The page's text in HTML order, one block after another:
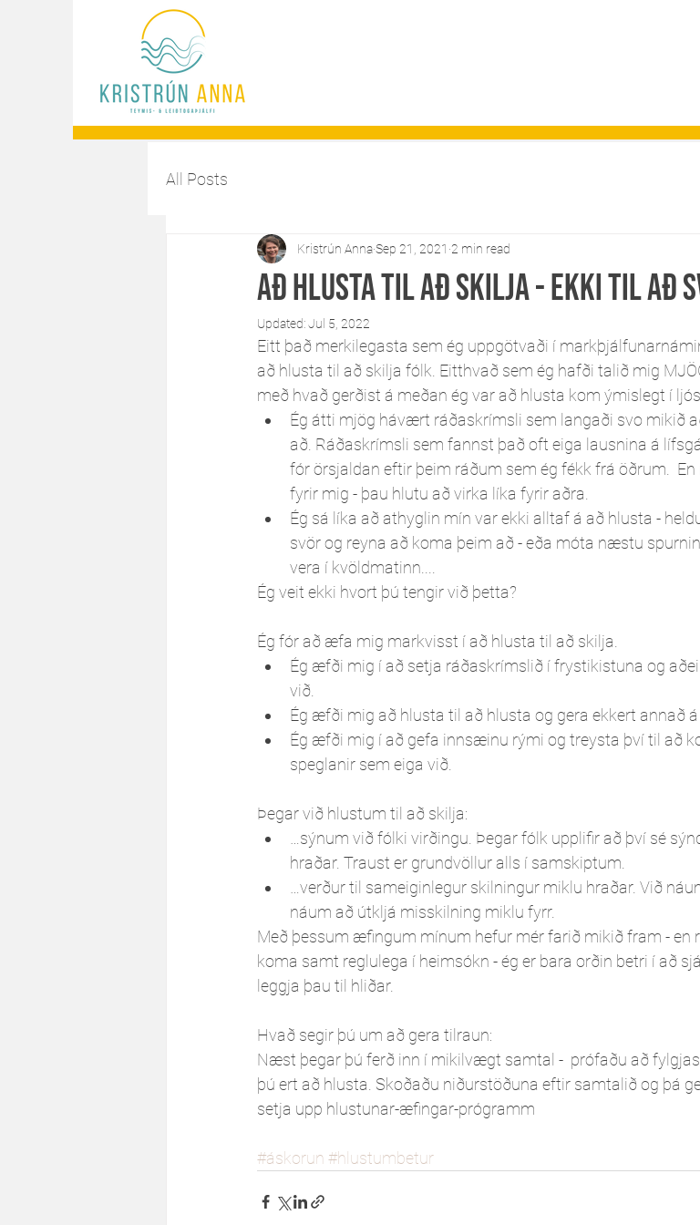
All Posts
Að hlusta til að skilja - ekki til að
Kristrún AnnaSep 21, 2021 2 min read
Updated:Jul 5, 2022
Eitt það merkilegasta sem ég uppgötvaði í
að hlusta til að skilja fólk. Eitthvað sem ég hafði talið mig
með hvað gerðist á meðan ég var að hlusta kom ýmislegt í
Ég átti mjög hávært ráðaskrímsli sem langaði svo mikið
að. Ráðaskrímsli sem fannst það oft eiga lausnina á
fór örsjaldan eftir þeim ráðum sem ég fékk frá öðrum.
fyrir mig - þau hlutu að virka líka fyrir aðra.
Ég sá líka að athyglin mín var ekki alltaf á að hlusta -
svör og reyna að koma þeim að - eða móta næstu
vera í kvöldmatinn....
Ég veit ekki hvort þú tengir við þetta?
Ég fór að æfa mig markvisst í að hlusta til að skilja.
Ég æfði mig í að setja ráðaskrímslið í frystikistuna og
við.
Ég æfði mig að hlusta til að hlusta og gera ekkert annað á
Ég æfði mig í að gefa innsæinu rými og treysta því til að
speglanir sem eiga við.
Þegar við hlustum til að skilja:
…sýnum við fólki virðingu. Þegar fólk upplifir að því sé
hraðar. Traust er grundvöllur alls í samskiptum.
…verður til sameiginlegur skilningur miklu hraðar. Við
náum að útkljá misskilning miklu fyrr.
Með þessum æfingum mínum hefur mér farið mikið fram - en
koma samt reglulega í heimsókn - ég er bara orðin betri í að
leggja þau til hliðar.
Hvað segir þú um að gera tilraun:
Næst þegar þú ferð inn í mikilvægt samtal -  prófaðu að
þú ert að hlusta. Skoðaðu niðurstöðuna eftir samtalið og þá
setja upp hlustunar-æfingar-prógramm
#áskorun #hlustumbetur